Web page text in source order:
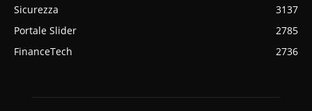
Sicurezza
3137
Portale Slider
2785
FinanceTech
2736